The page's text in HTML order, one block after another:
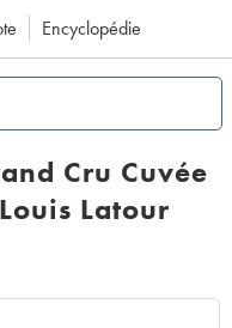
Encyclopédie
Cru Cuvée
Latour